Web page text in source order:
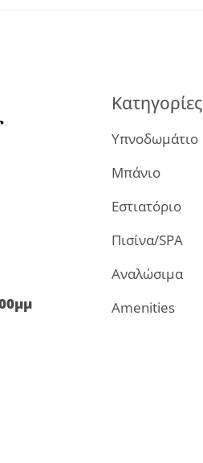
Κατηγορίες
Υπνοδωμάτιο
Μπάνιο
Εστιατόριο
Πισίνα/SPA
Αναλώσιμα
Amenities